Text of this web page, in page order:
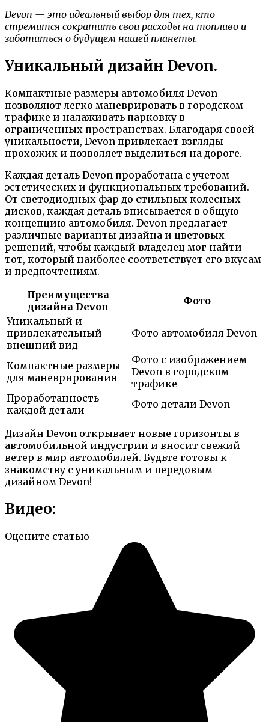
Devon — это идеальный выбор для тех, кто
стремится сократить свои расходы на топливо и
заботиться о будущем нашей планеты.
Уникальный дизайн Devon.
Компактные размеры автомобиля Devon
позволяют легко маневрировать в городском
трафике и налаживать парковку в
ограниченных пространствах. Благодаря своей
уникальности, Devon привлекает взгляды
прохожих и позволяет выделиться на дороге.
Каждая деталь Devon проработана с учетом
эстетических и функциональных требований.
От светодиодных фар до стильных колесных
дисков, каждая деталь вписывается в общую
концепцию автомобиля. Devon предлагает
различные варианты дизайна и цветовых
решений, чтобы каждый владелец мог найти
тот, который наиболее соответствует его вкусам
и предпочтениям.
Преимущества
дизайна Devon
Фото
Уникальный и
привлекательный
внешний вид
Фото автомобиля Devon
Компактные размеры
для маневрирования
Фото с изображением
Devon в городском
трафике
Проработанность
каждой детали
Фото детали Devon
Дизайн Devon открывает новые горизонты в
автомобильной индустрии и вносит свежий
ветер в мир автомобилей. Будьте готовы к
знакомству с уникальным и передовым
дизайном Devon!
Видео:
Оцените статью